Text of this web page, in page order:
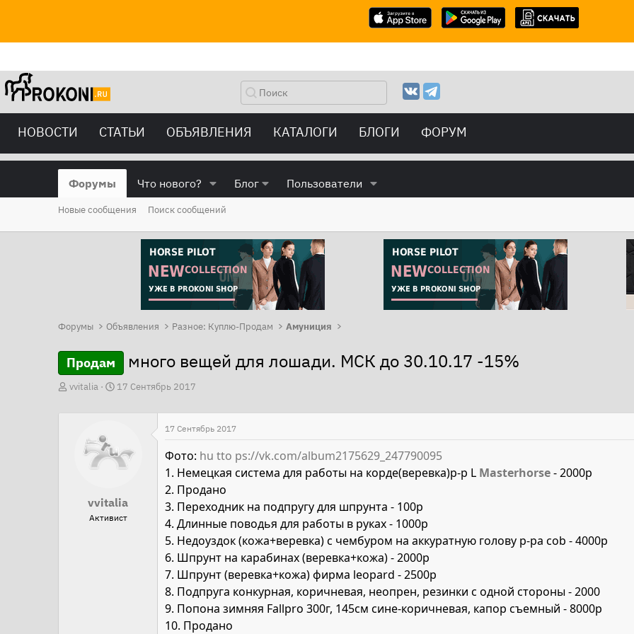
НОВОСТИ СТАТЬИ ОБЪЯВЛЕНИЯ КАТАЛОГИ БЛОГИ ФОРУМ
Форумы Что нового? Блог Пользователи
Новые сообщения Поиск сообщений
Форумы Объявления Разное: Куплю-Продам Амуниция
Продам много вещей для лошади. МСК до 30.10.17 -15%
А
vvitalia
Д
н
а
а
л
17 Сентябрь 2017
vvitalia
Активист
17 Сентябрь 2017
Фото: hu ttо ps://vk.com/album2175629_247790095
1. Немецкая система для работы на корде(веревка)р-р L Masterhorse- 2000р
2. Продано
3. Переходник на подпругу для шпрунта - 100р
4. Длинные поводья для работы в руках - 1000р
5. Недоуздок (кожа+веревка) с чембуром на аккуратную голову р-ра cob - 4000р
6. Шпрунт на карабинах (веревка+кожа) - 2000р
7. Шпрунт (веревка+кожа) фирма leopard - 2500р
8. Подпруга конкурная, коричневая, неопрен, резинки с одной стороны - 2000
9. Попона зимняя Fallpro 300г, 145см сине-коричневая, капор съемный - 8000р
10. Продано